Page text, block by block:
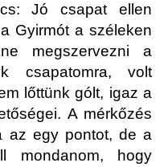
Jó csapat ellen
Gyirmót a széleken
megszervezni a
csapatomra, volt
lőttünk gólt, igaz a
A mérkőzés
az egy pontot, de a
mondanom, hogy